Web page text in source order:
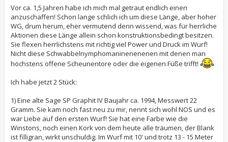
t
r
a
g
Vor ca. 1,5 Jahren habe ich mich mal getraut endlich einen
anzuschaffen! Schon lange schlich ich um diese Länge, aber hoher
WG, drum herum, eher vermutend denn wissend, was für herrliche
Aktionen diese Länge allein schon konstruktionsbedingt besitzen.
Sie flexen herrlichstens mit richtig viel Power und Druck im Wurf!
Nicht diese Schwabbelnymphomaninenenenen mit denen man
höchstens offene Scheunentore oder die eigenen Füße trifft!
Ich habe jetzt 2 Stück:
1) Eine alte Sage SP Graphit IV Baujahr ca. 1994, Messwert 22
Gramm. Sie kam noch fast neu zu mir, nennt sich wohl NOS und es
war Liebe auf den ersten Wurf! Sie hat eine Farbe wie die
Winstons, noch einen Kork von dem heute alle träumen, der Blank
ist filligran, wirkt unschuldig. Im Wurf mit 10' und trotz 13 - 15 Meter